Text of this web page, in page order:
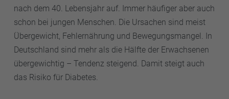
nach dem 40. Lebensjahr auf. Immer häufiger aber auch
schon bei jungen Menschen. Die Ursachen sind meist
Übergewicht, Fehlernährung und Bewegungsmangel. In
Deutschland sind mehr als die Hälfte der Erwachsenen
übergewichtig – Tendenz steigend. Damit steigt auch
das Risiko für Diabetes.